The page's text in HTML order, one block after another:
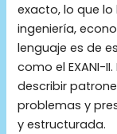
exacto, lo que
ingeniería,
lenguaje es de
como el EXANI-
describir
problemas y
y estructurada.